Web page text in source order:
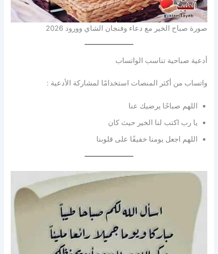
صورة صباح الخير مع دعاء وفنجان الشاي وورود 2026
أدعية صباحية تناسب الواتساب
واتساب من أكثر المنصات استخدامًا لمشاركة الأدعية :
اللهم صباحًا يرضيك عنا
يا رب اكتب لنا الخير حيث كان
اللهم اجعل يومنا خفيفًا على قلوبنا